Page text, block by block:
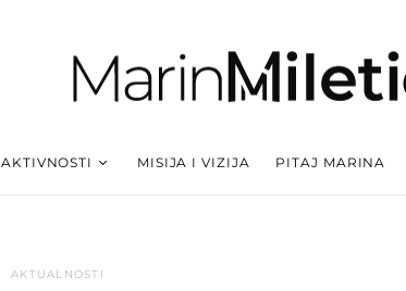
AKTIVNOSTI MISIJA I VIZIJA PITAJ MARINA
AKTUALNOSTI